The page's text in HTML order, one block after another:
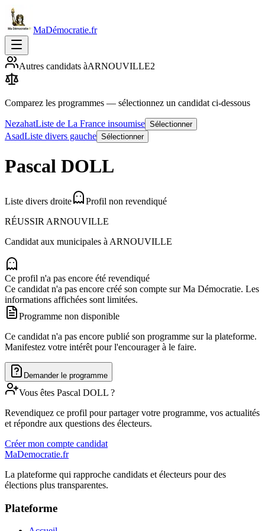
MaDémocratie.fr
Autres candidats àARNOUVILLE2
Comparez les programmes — sélectionnez un candidat ci-dessous
NezahatListe de La France insoumise Sélectionner
AsadListe divers gauche Sélectionner
Pascal DOLL
Liste divers droite
Profil non revendiqué
RÉUSSIR ARNOUVILLE
Candidat aux municipales à ARNOUVILLE
Ce profil n'a pas encore été revendiqué
Ce candidat n'a pas encore créé son compte sur Ma Démocratie. Les
informations affichées sont limitées.
Programme non disponible
Ce candidat n'a pas encore publié son programme sur la plateforme.
Manifestez votre intérêt pour l'encourager à le faire.
Demander le programme
Vous êtes Pascal DOLL ?
Revendiquez ce profil pour partager votre programme, vos actualités
et répondre aux questions des électeurs.
Créer mon compte candidat
MaDemocratie.fr
La plateforme qui rapproche candidats et électeurs pour des
élections plus transparentes.
Plateforme